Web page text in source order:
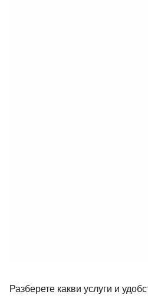
Разберете какви услуги и